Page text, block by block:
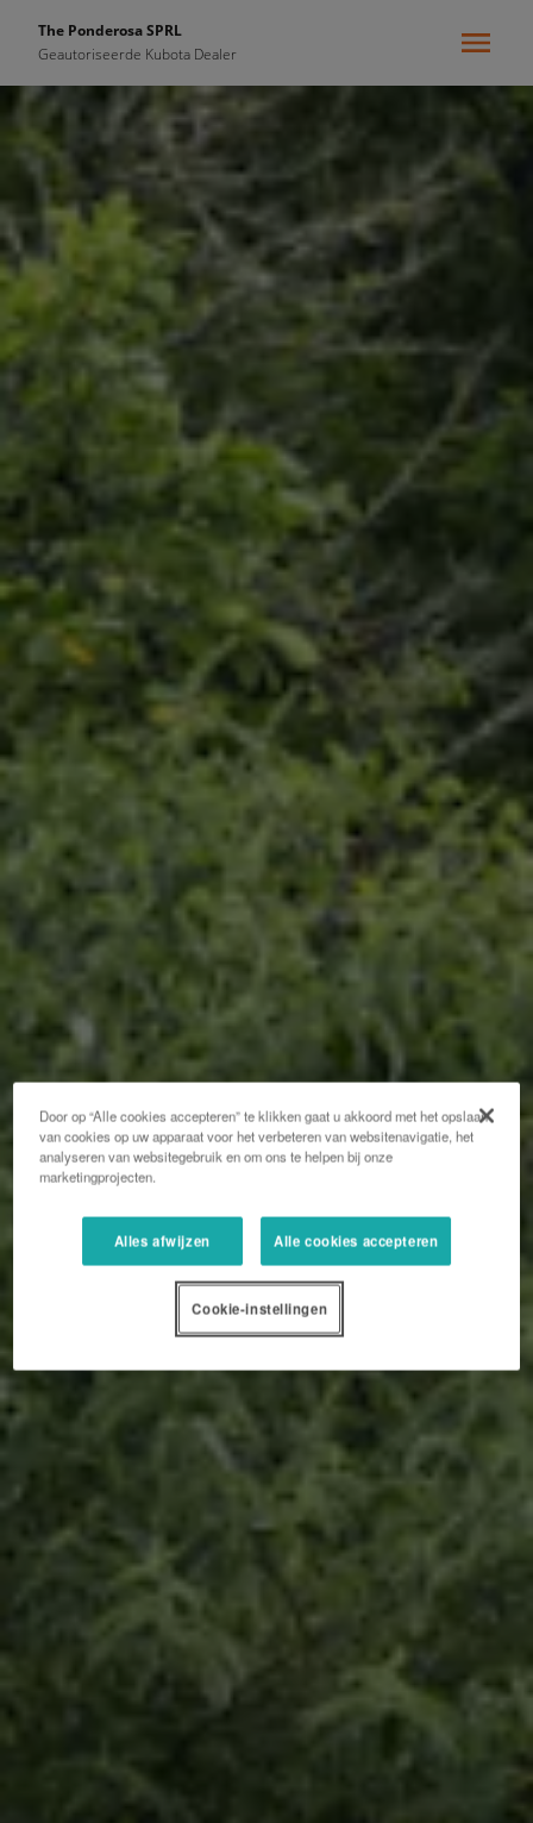
The Ponderosa SPRL
Geautoriseerde Kubota Dealer
Door op “Alle cookies accepteren” te klikken gaat u akkoord met het opslaan
van cookies op uw apparaat voor het verbeteren van websitenavigatie, het
analyseren van websitegebruik en om ons te helpen bij onze
marketingprojecten.
Alles afwijzen Alle cookies accepteren
Cookie-instellingen